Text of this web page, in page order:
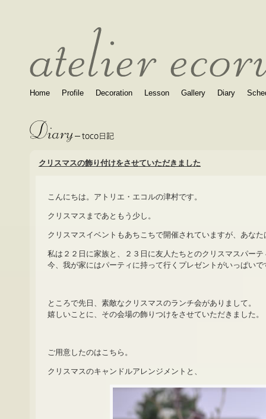
Home Profile Decoration Lesson Gallery Diary
クリスマスの飾り付けをさせていただきました
こんにちは。アトリエ・エコルの津村です。
クリスマスまであともう少し。
クリスマスイベントもあちこちで開催されていますが、あな
私は２２日に家族と、２３日に友人たちとのクリスマスパー
今、我が家にはパーティに持って行くプレゼントがいっぱいで
ところで先日、素敵なクリスマスのランチ会がありまして。
嬉しいことに、その会場の飾りつけをさせていただきました。
ご用意したのはこちら。
クリスマスのキャンドルアレンジメントと、